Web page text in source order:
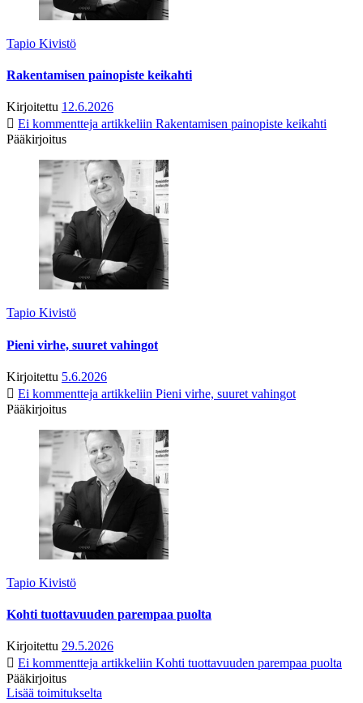
Tapio Kivistö
Rakentamisen painopiste keikahti
Kirjoitettu 12.6.2026
Ei kommentteja artikkeliin Rakentamisen painopiste keikahti
Pääkirjoitus
Tapio Kivistö
Pieni virhe, suuret vahingot
Kirjoitettu 5.6.2026
Ei kommentteja artikkeliin Pieni virhe, suuret vahingot
Pääkirjoitus
Tapio Kivistö
Kohti tuottavuuden parempaa puolta
Kirjoitettu 29.5.2026
Ei kommentteja artikkeliin Kohti tuottavuuden parempaa puolta
Pääkirjoitus
Lisää toimitukselta